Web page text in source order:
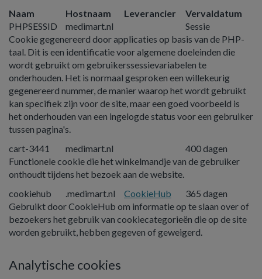
Naam
Hostnaam Leverancier
Vervaldatum
PHPSESSID
medimart.nl
Sessie
Cookie gegenereerd door applicaties op basis van de PHP-
taal. Dit is een identificatie voor algemene doeleinden die
wordt gebruikt om gebruikerssessievariabelen te
onderhouden. Het is normaal gesproken een willekeurig
gegenereerd nummer, de manier waarop het wordt gebruikt
kan specifiek zijn voor de site, maar een goed voorbeeld is
het onderhouden van een ingelogde status voor een gebruiker
tussen pagina's.
cart-3441
medimart.nl
400 dagen
Functionele cookie die het winkelmandje van de gebruiker
onthoudt tijdens het bezoek aan de website.
cookiehub
.medimart.nl CookieHub
365 dagen
Gebruikt door CookieHub om informatie op te slaan over of
bezoekers het gebruik van cookiecategorieën die op de site
worden gebruikt, hebben gegeven of geweigerd.
Analytische cookies